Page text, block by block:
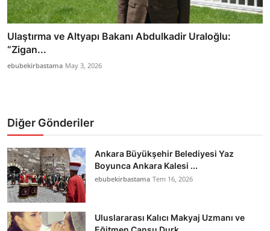
Ulaştırma ve Altyapı Bakanı Abdulkadir Uraloğlu:
“Zigan...
ebubekirbastama May 3, 2026
Diğer Gönderiler
Ankara Büyükşehir Belediyesi Yaz
Boyunca Ankara Kalesi ...
ebubekirbastama Tem 16, 2026
Uluslararası Kalıcı Makyaj Uzmanı ve